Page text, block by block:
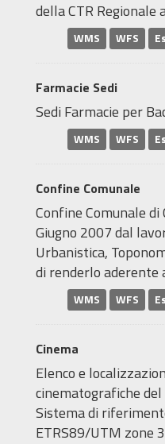
della CTR Regionale
WMS WFS
Farmacie Sedi
Sedi Farmacie per
WMS WFS
Confine Comunale
Confine Comunale di
Giugno 2007 dal
Urbanistica,
di renderlo aderente
WMS WFS
Cinema
Elenco e
cinematografiche del
Sistema di
ETRS89/UTM zone